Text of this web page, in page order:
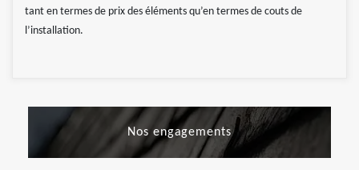
tant en termes de prix des éléments qu’en termes de couts de
l’installation.
Nos engagements